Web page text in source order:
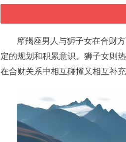
摩羯座男人与狮子女在合财
定的规划和积累意识。狮子女则
在合财关系中相互碰撞又相互补充